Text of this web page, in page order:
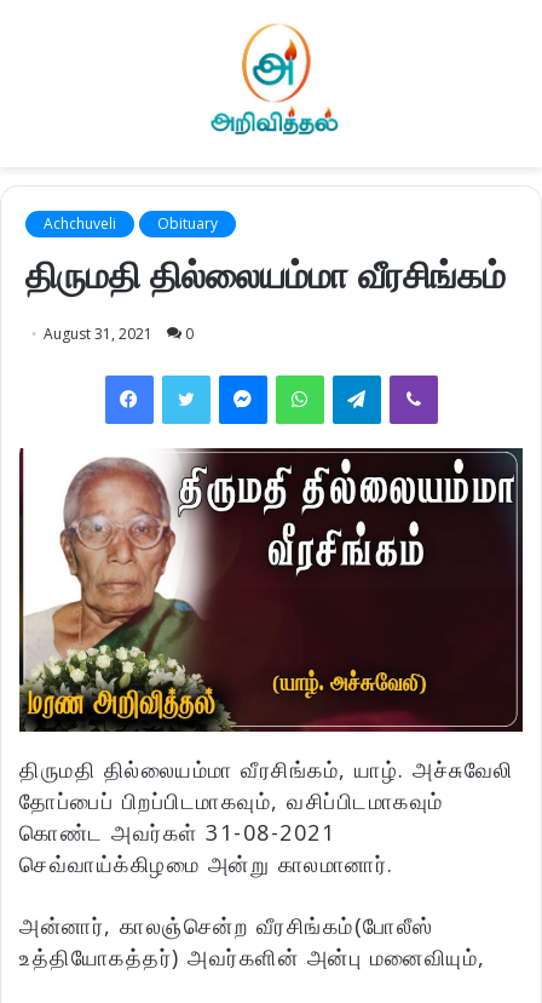
Achchuveli Obituary
திருமதி தில்லையம்மா வீரசிங்கம்
August 31, 2021 0
FacebookTwitter MessengerWhatsAppTelegramViber
திருமதி தில்லையம்மா வீரசிங்கம், யாழ். அச்சுவேலி
தோப்பைப் பிறப்பிடமாகவும், வசிப்பிடமாகவும்
கொண்ட அவர்கள் 31-08-2021
செவ்வாய்க்கிழமை அன்று காலமானார்.
அன்னார், காலஞ்சென்ற வீரசிங்கம்(போலீஸ்
உத்தியோகத்தர்) அவர்களின் அன்பு மனைவியும்,